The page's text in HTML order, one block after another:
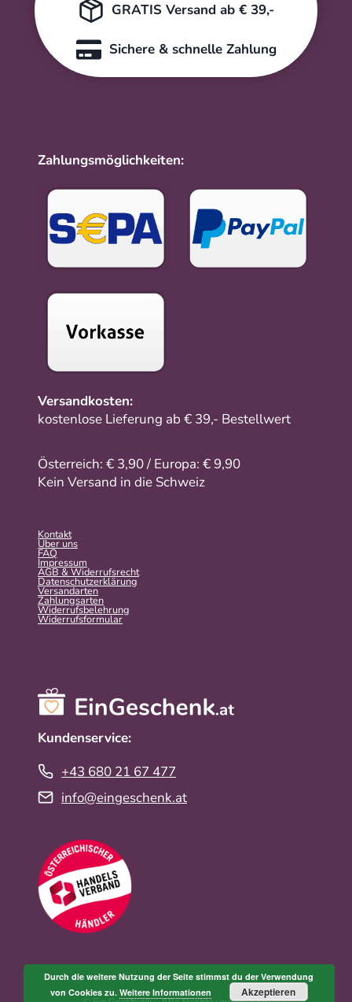
GRATIS Versand ab € 39,-
Sichere & schnelle Zahlung
Zahlungsmöglichkeiten:
Versandkosten:
kostenlose Lieferung ab € 39,- Bestellwert
Österreich: € 3,90 / Europa: € 9,90
Kein Versand in die Schweiz
Kontakt
Über uns
FAQ
Impressum
AGB & Widerrufsrecht
Datenschutzerklärung
Versandarten
Zahlungsarten
Widerrufsbelehrung
Widerrufs­formular
Kundenservice:
+43 680 21 67 477
info@eingeschenk.at
Durch die weitere Nutzung der Seite stimmst du der Verwendung
von Cookies zu. Weitere Informationen Akzeptieren